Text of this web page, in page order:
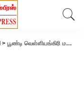
> பூண்டி வெள்ளியங்கிரி மலையில்பள்ளிக்கூட மாணவர் மயங்கி விழுந்து உயிரிழப்பு.